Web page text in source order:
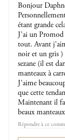
Bonjour
étant grande
J’ai un
tout. Avant
noir et un gris )
sezane (il est
manteaux à
J’aime
que cette
Maintenant il
beaux
Répondre